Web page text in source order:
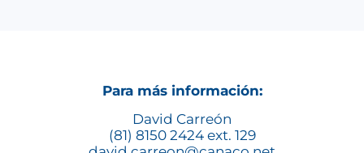
Para más información:
David Carreón
(81) 8150 2424 ext. 129